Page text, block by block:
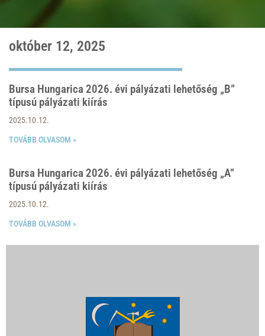
október 12, 2025
Bursa Hungarica 2026. évi pályázati lehetőség „B”
típusú pályázati kiírás
2025.10.12.
TOVÁBB OLVASOM »
Bursa Hungarica 2026. évi pályázati lehetőség „A”
típusú pályázati kiírás
2025.10.12.
TOVÁBB OLVASOM »